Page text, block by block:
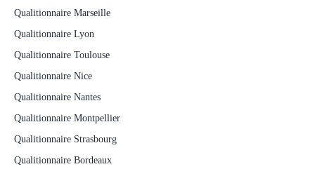
Qualitionnaire Marseille
Qualitionnaire Lyon
Qualitionnaire Toulouse
Qualitionnaire Nice
Qualitionnaire Nantes
Qualitionnaire Montpellier
Qualitionnaire Strasbourg
Qualitionnaire Bordeaux